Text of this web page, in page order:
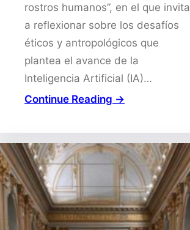
rostros humanos”, en el que invita
a reflexionar sobre los desafíos
éticos y antropológicos que
plantea el avance de la
Inteligencia Artificial (IA)…
Continue Reading →